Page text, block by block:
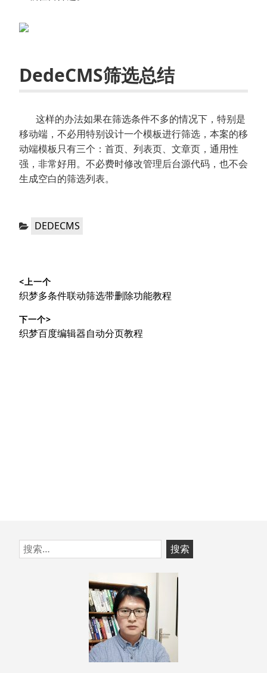
DedeCMS筛选总结
这样的办法如果在筛选条件不多的情况下，特别是
移动端，不必用特别设计一个模板进行筛选，本案的移
动端模板只有三个：首页、列表页、文章页，通用性
强，非常好用。不必费时修改管理后台源代码，也不会
生成空白的筛选列表。
分
DEDECMS
章
导
航
<上一个
上
文
章：
织梦多条件联动筛选带删除功能教程
下一个>
下
织梦百度编辑器自动分页教程
跳
至
搜
索：